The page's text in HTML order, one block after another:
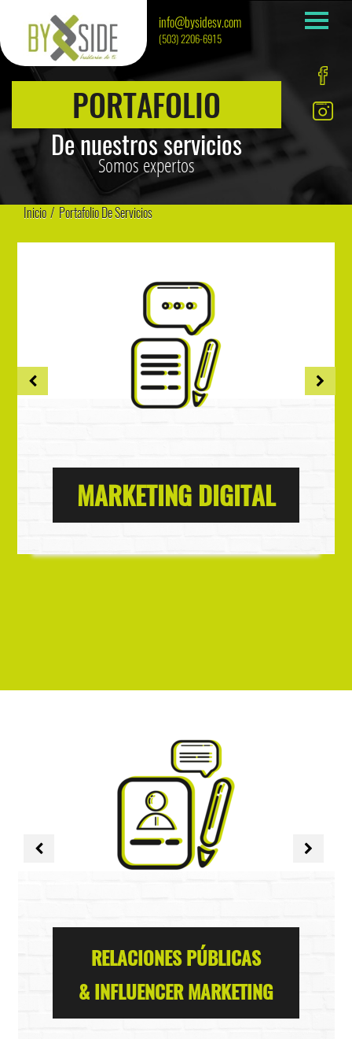
info@bysidesv.com
(503) 2206-6915
PORTAFOLIO
De nuestros servicios
Somos expertos
Inicio / Portafolio De Servicios
MARKETING DIGITAL
RELACIONES PÚBLICAS
& INFLUENCER MARKETING